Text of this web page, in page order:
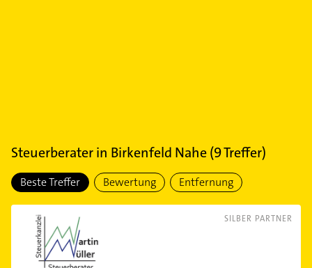
Steuerberaterin Birkenfeld Nahe(9Treffer)
Beste Treffer Bewertung Entfernung
SILBER PARTNER